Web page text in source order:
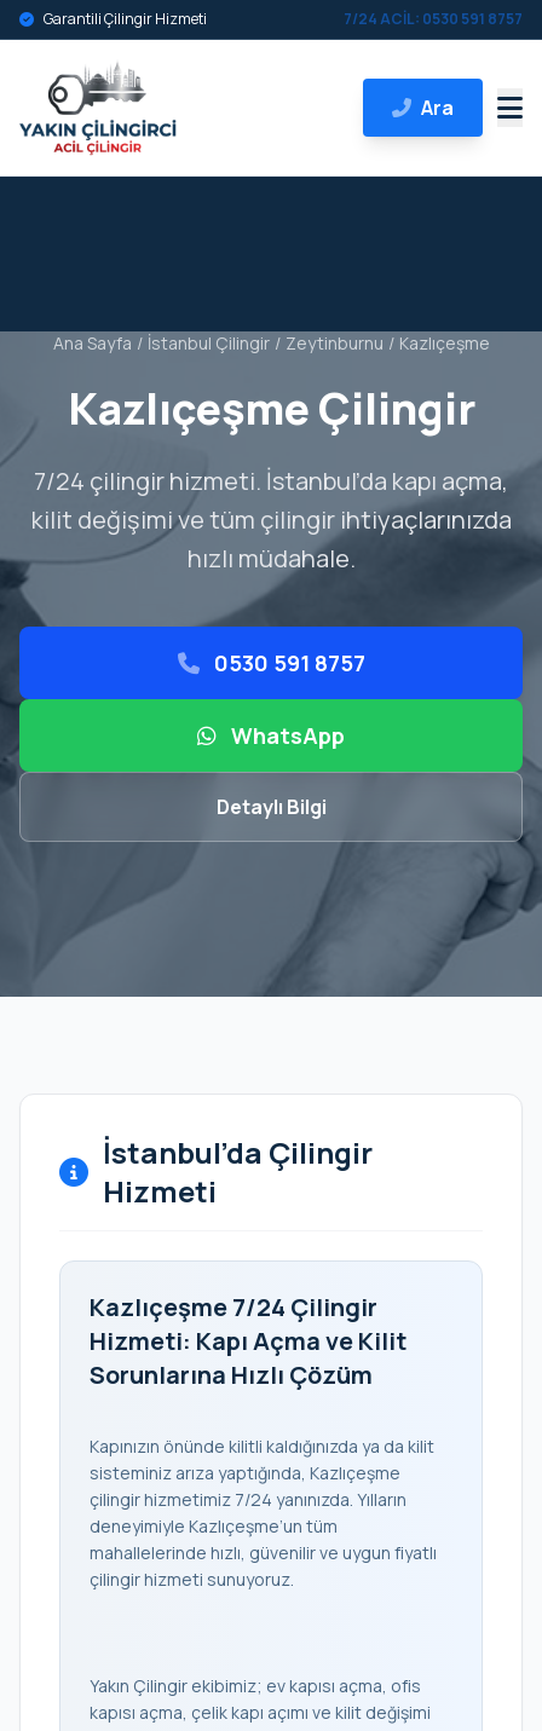
Garantili Çilingir Hizmeti 7/24 ACİL: 0530 591 8757
Ara
Ana Sayfa / İstanbul Çilingir / Zeytinburnu / Kazlıçeşme
Kazlıçeşme Çilingir
7/24 çilingir hizmeti. İstanbul’da kapı açma,
kilit değişimi ve tüm çilingir ihtiyaçlarınızda
hızlı müdahale.
0530 591 8757
WhatsApp
Detaylı Bilgi
İstanbul’da Çilingir
Hizmeti
Kazlıçeşme 7/24 Çilingir
Hizmeti: Kapı Açma ve Kilit
Sorunlarına Hızlı Çözüm
Kapınızın önünde kilitli kaldığınızda ya da kilit
sisteminiz arıza yaptığında, Kazlıçeşme
çilingir hizmetimiz 7/24 yanınızda. Yılların
deneyimiyle Kazlıçeşme’un tüm
mahallelerinde hızlı, güvenilir ve uygun fiyatlı
çilingir hizmeti sunuyoruz.
Yakın Çilingir ekibimiz; ev kapısı açma, ofis
kapısı açma, çelik kapı açımı ve kilit değişimi